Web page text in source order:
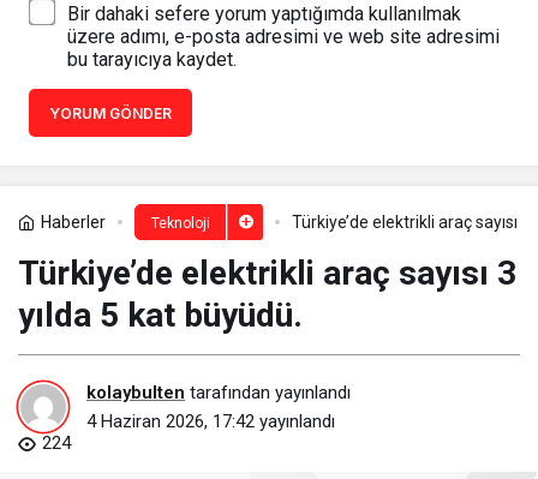
Bir dahaki sefere yorum yaptığımda kullanılmak
üzere adımı, e-posta adresimi ve web site adresimi
bu tarayıcıya kaydet.
YORUM GÖNDER
Haberler Teknoloji Türkiye’de elektrikli araç sayısı
Türkiye’de elektrikli araç sayısı 3
yılda 5 kat büyüdü.
kolaybulten tarafından yayınlandı
4 Haziran 2026, 17:42 yayınlandı
224